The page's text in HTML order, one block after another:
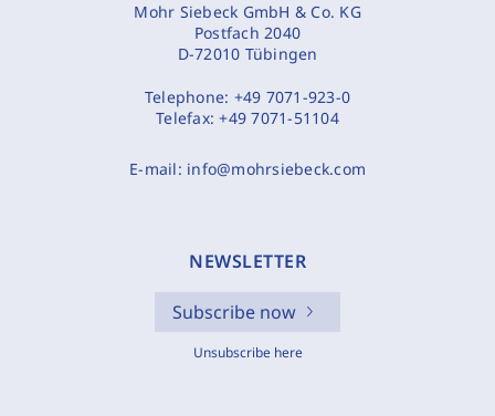
Mohr Siebeck GmbH & Co. KG
Postfach 2040
D-72010 Tübingen
Telephone: +49 7071-923-0
Telefax:+49 7071-51104
E-mail: info@mohrsiebeck.com
NEWSLETTER
Subscribe now
Unsubscribe here